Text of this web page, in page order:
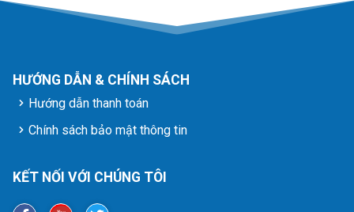
HƯỚNG DẪN & CHÍNH SÁCH
Hướng dẫn thanh toán
Chính sách bảo mật thông tin
KẾT NỐI VỚI CHÚNG TÔI